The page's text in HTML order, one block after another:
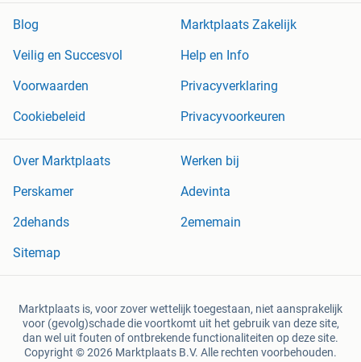
Blog
Marktplaats Zakelijk
Veilig en Succesvol
Help en Info
Voorwaarden
Privacyverklaring
Cookiebeleid
Privacyvoorkeuren
Over Marktplaats
Werken bij
Perskamer
Adevinta
2dehands
2ememain
Sitemap
Marktplaats is, voor zover wettelijk toegestaan, niet aansprakelijk
voor (gevolg)schade die voortkomt uit het gebruik van deze site,
dan wel uit fouten of ontbrekende functionaliteiten op deze site.
Copyright © 2026 Marktplaats B.V. Alle rechten voorbehouden.